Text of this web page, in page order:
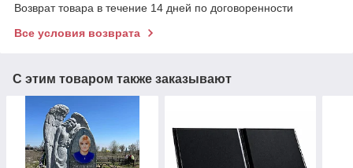
Возврат товара в течение 14 дней по договоренности
Все условия возврата
С этим товаром также заказывают